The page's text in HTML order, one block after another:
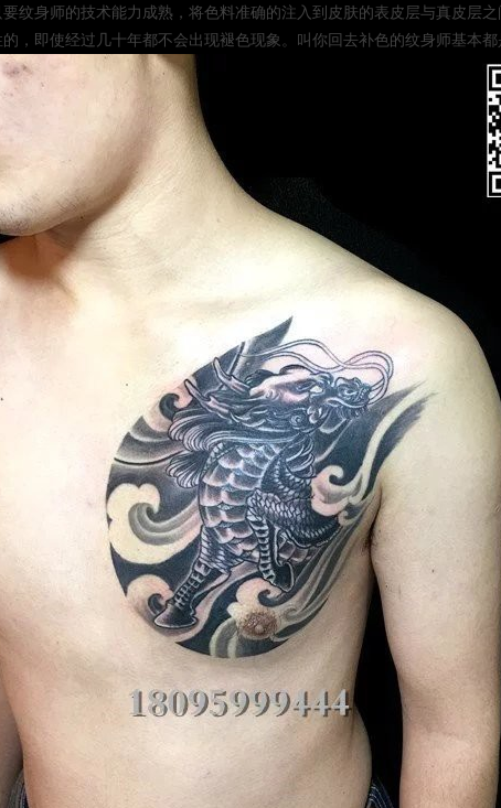
要纹身师的技术能力成熟，将色料准确的注入到皮肤的表皮层与真皮层
的，即使经过几十年都不会出现褪色现象。叫你回去补色的纹身师基本